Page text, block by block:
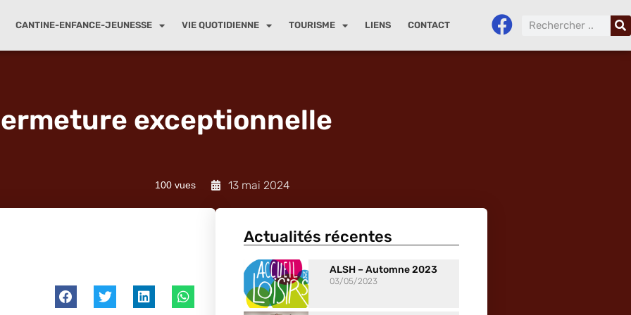
CANTINE-ENFANCE-JEUNESSE VIE QUOTIDIENNE TOURISME LIENS CONTACT
exceptionnelle
100 vues 13 mai 2024
Actualités récentes
ALSH – Automne 2023
03/05/2023